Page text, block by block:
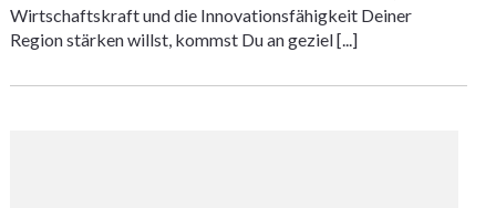
Wirtschaftskraft und die Innovationsfähigkeit Deiner
Region stärken willst, kommst Du an geziel [...]